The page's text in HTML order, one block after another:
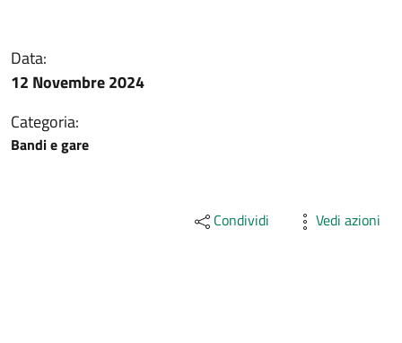
Data:
12 Novembre 2024
Categoria:
Bandi e gare
Condividi Vedi azioni